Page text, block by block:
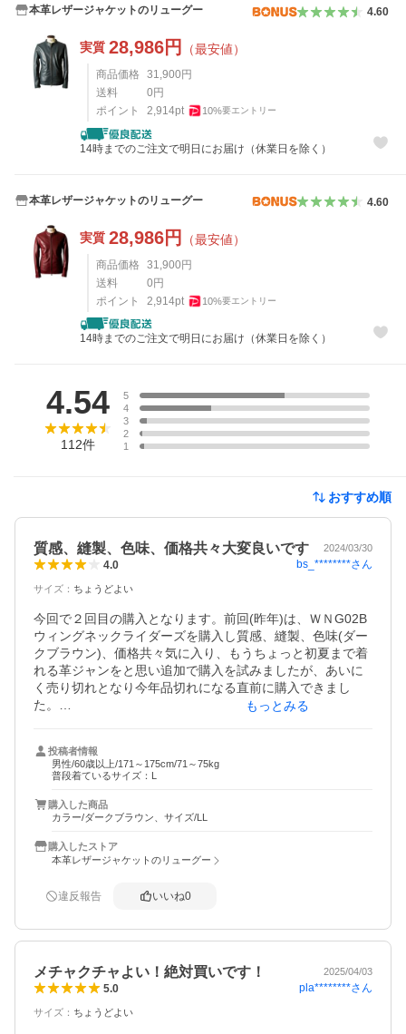
本革レザージャケットのリューグー 4.60
実質 28,986円 （最安値）
商品価格 31,900 円
送料
0 円
ポイント
2,914pt 10%要エントリー
14時までのご注文で明日にお届け（休業日を除く）
本革レザージャケットのリューグー 4.60
実質 28,986円 （最安値）
商品価格 31,900円
送料
0円
ポイント
2,914pt 10%要エントリー
14時までのご注文で明日にお届け（休業日を除く）
4.54
112件
5
4
3
2
1
おすすめ順
質感、縫製、色味、価格共々大変良いです 2024/03/30
4.0 bs_********さん
サイズ ： ちょうどよい
今回で２回目の購入となります。前回(昨年)は、ＷＮG02B
ウィングネックライダーズを購入し質感、縫製、色味(ダー
クブラウン)、価格共々気に入り、もうちょっと初夏まで着
れる革ジャンをと思い追加で購入を試みましたが、あいに
く売り切れとなり今年品切れになる直前に購入できまし
た。
いては、こちらの方が茶系がはっきりしており、茶系の革
スニーカーと色合いが一致しており特に気に入っていま
その中に1枚のシャツを着て丁度よい着心地でした。
改善点が2点あります。①内ポケットに閉める機構がないの
が不安です。チャック、ボタン、フック等を付けていただ
けないでしょうか？②外ポケットが、奥に行くほど傾斜が
斜が高くチャックの終了部分と面1.5㎝ですので何か物を入
ておかなければなりません。チャック終了部分のポケット
の深さを考慮いただけないでしょうか？
もっとみる
投稿者情報
男性/60歳以上/171～175cm/71～75kg
普段着ているサイズ：L
購入した商品
カラー/ダークブラウン、サイズ/LL
購入したストア
本革レザージャケットのリューグー
違反報告 いいね0
メチャクチャよい！絶対買いです！ 2025/04/03
5.0 pla********さん
サイズ ： ちょうどよい